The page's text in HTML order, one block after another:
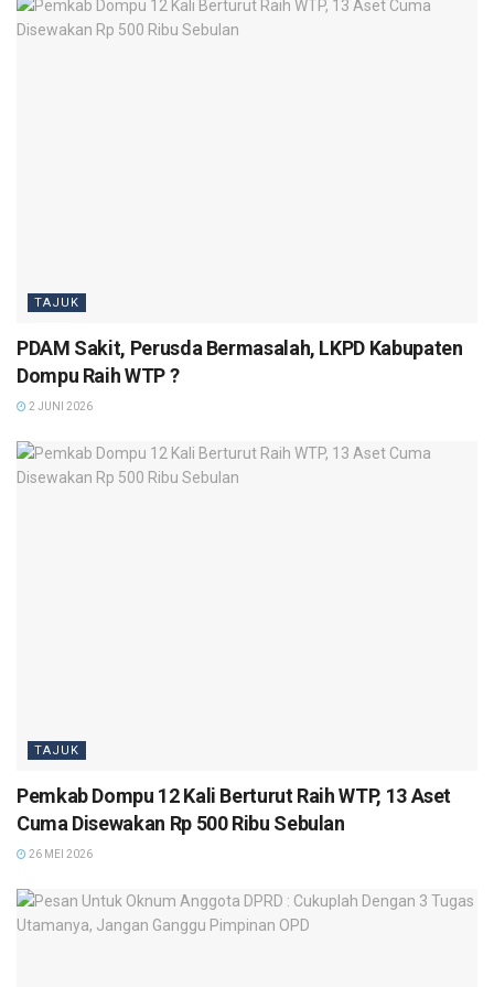
TAJUK
PDAM Sakit, Perusda Bermasalah, LKPD Kabupaten
Dompu Raih WTP ?
2 JUNI 2026
TAJUK
Pemkab Dompu 12 Kali Berturut Raih WTP, 13 Aset
Cuma Disewakan Rp 500 Ribu Sebulan
26 MEI 2026